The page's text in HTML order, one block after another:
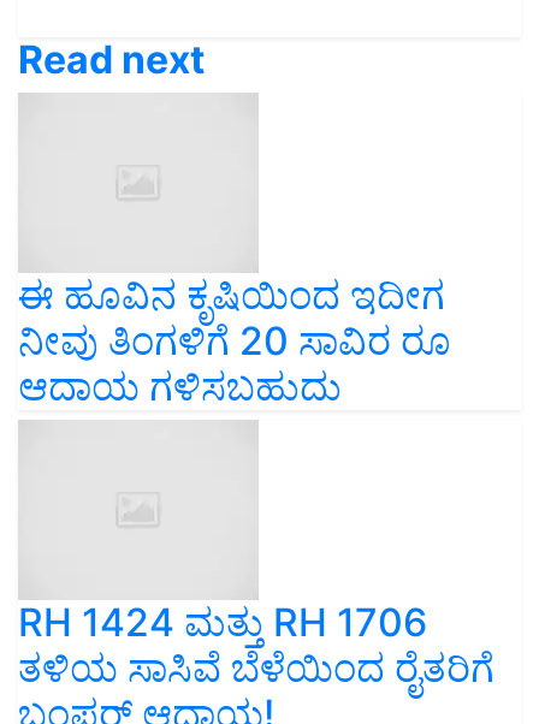
Read next
ಈ ಹೂವಿನ ಕೃಷಿಯಿಂದ ಇದೀಗ
ನೀವು ತಿಂಗಳಿಗೆ 20 ಸಾವಿರ ರೂ
ಆದಾಯ ಗಳಿಸಬಹುದು
RH 1424 ಮತ್ತು RH 1706
ತಳಿಯ ಸಾಸಿವೆ ಬೆಳೆಯಿಂದ ರೈತರಿಗೆ
ಬಂಪರ್‌ ಆದಾಯ!